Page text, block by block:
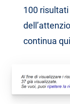
100
continua